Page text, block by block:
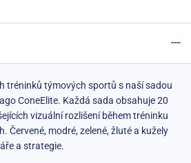
tréninků týmových sportů s naší sadou
ConeElite. Každá sada obsahuje 20
vizuální rozlišení během tréninku
Červené, modré, zelené, žluté a kužely
a strategie.